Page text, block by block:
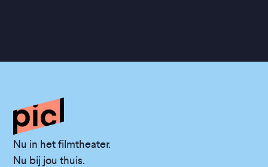
Nu in het filmtheater.
Nu bij jou thuis.